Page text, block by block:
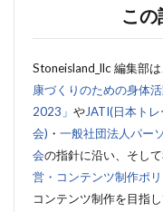
この
Stoneisland_llc 編集部は
康づくりのための身体
2023」 やJATI(日本ト
会) ・ 一般社団法人パー
会の指針に沿い、そし
営・コンテンツ制作ポ
コンテンツ制作を目指